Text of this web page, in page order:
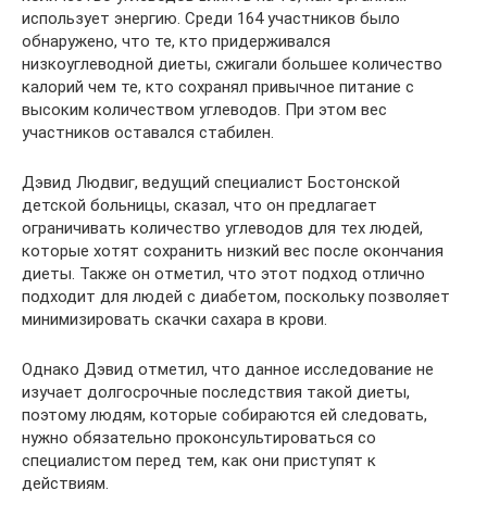
использует энергию. Среди 164 участников было
обнаружено, что те, кто придерживался
низкоуглеводной диеты, сжигали большее количество
калорий чем те, кто сохранял привычное питание с
высоким количеством углеводов. При этом вес
участников оставался стабилен.
Дэвид Людвиг, ведущий специалист Бостонской
детской больницы, сказал, что он предлагает
ограничивать количество углеводов для тех людей,
которые хотят сохранить низкий вес после окончания
диеты. Также он отметил, что этот подход отлично
подходит для людей с диабетом, поскольку позволяет
минимизировать скачки сахара в крови.
Однако Дэвид отметил, что данное исследование не
изучает долгосрочные последствия такой диеты,
поэтому людям, которые собираются ей следовать,
нужно обязательно проконсультироваться со
специалистом перед тем, как они приступят к
действиям.